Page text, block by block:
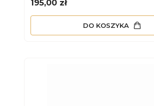
Cena
195,00 zł
DO KOSZYKA